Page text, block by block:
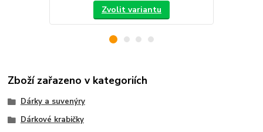
Zvolit variantu
Zboží zařazeno v kategoriích
Dárky a suvenýry
Dárkové krabičky